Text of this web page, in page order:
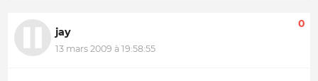
jay
13 mars 2009 à 19:58:55
0